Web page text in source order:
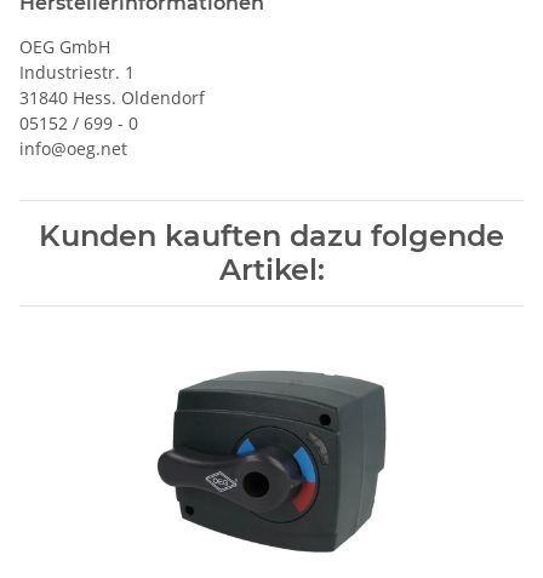
OEG GmbH
Industriestr. 1
31840 Hess. Oldendorf
05152 / 699 - 0
info@oeg.net
Kunden kauften dazu folgende
Artikel: